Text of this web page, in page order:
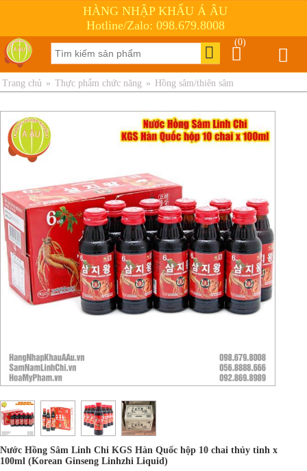
HÀNG NHẬP KHẨU Á ÂU
Hotline/Zalo: 098.679.8008
(0)
Trang chủ » Thực phẩm chức năng » Hồng sâm/thiên sâm
Nước Hồng Sâm Linh Chi KGS Hàn Quốc hộp 10 chai thủy tinh x
100ml (Korean Ginseng Linhzhi Liquid)